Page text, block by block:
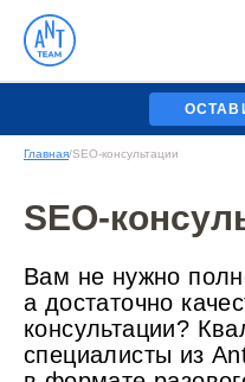
Главная/SEO-консультации
SEO-
Вам не нужно
а достаточно
консультации?
специалисты из